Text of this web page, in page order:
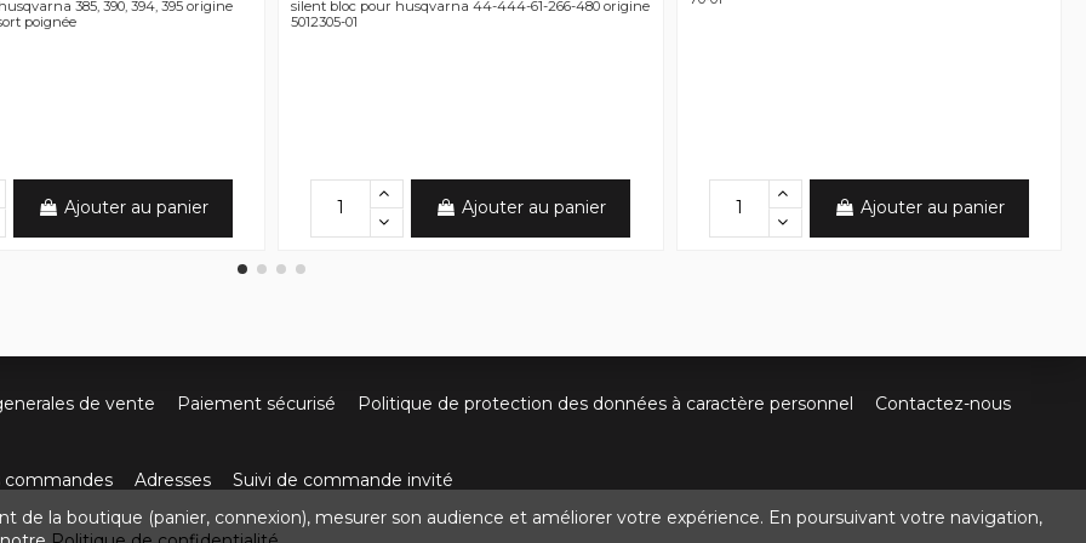
385, 390, 394, 395 origine
poignée
Ajouter au panier
silent bloc pour husqvarna 44-444-61-266-480 origine
5012305-01
Ajouter au panier Ajouter au panier
de vente Paiement sécurisé Politique de protection des données à caractère personnel
Contactez-nous
commandes Adresses Suivi de commande invité
de la boutique (panier, connexion), mesurer son audience et améliorer votre expérience. En poursuivant votre navigation,